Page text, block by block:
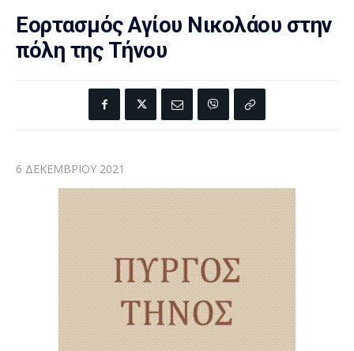
Εορτασμός Αγίου Νικολάου στην
πόλη της Τήνου
6 ΔΕΚΕΜΒΡΊΟΥ 2021